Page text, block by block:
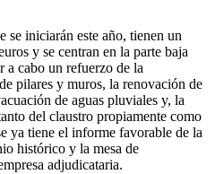
se iniciarán este año, tienen un
y se centran en la parte baja
a cabo un refuerzo de la
pilares y muros, la renovación de
de aguas pluviales y, la
del claustro propiamente como
ya tiene el informe favorable de la
histórico y la mesa de
adjudicataria.